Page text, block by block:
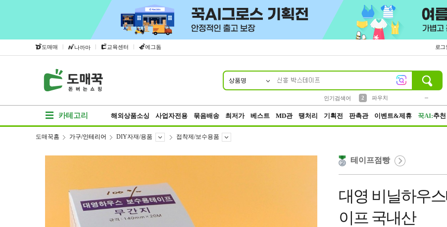
도매매 | 나까마 | 교육센터 | 에그돔 로그
상품명
인기검색어
2
파우치
카테고리 해외상품소싱 사업자전용 묶음배송 최저가 베스트 MD관 땡처리 기획전 판촉관 이벤트&제휴 꾹AI:추천
도매꾹홈 가구/인테리어 DIY자재/용품 접착제/보수용품
테이프점빵
대영 비닐하우
이프 국내산